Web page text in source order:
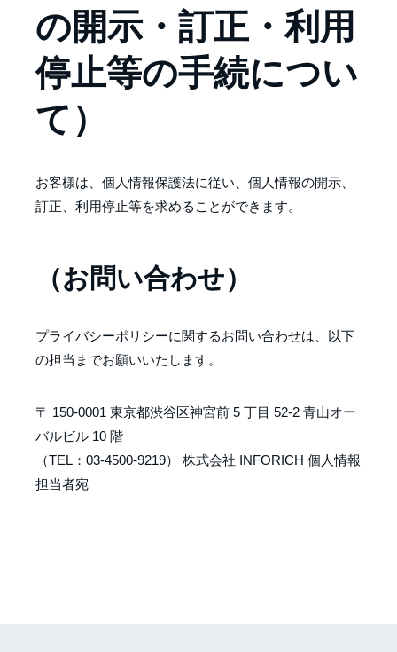
の開示・訂正・利用
停止等の手続につい
て）
お客様は、個人情報保護法に従い、個人情報の開示、
訂正、利用停止等を求めることができます。
（お問い合わせ）
プライバシーポリシーに関するお問い合わせは、以下
の担当までお願いいたします。
〒 150-0001 東京都渋谷区神宮前 5 丁目 52-2 青山オー
バルビル 10 階
（TEL：03-4500-9219） 株式会社 INFORICH 個人情報
担当者宛